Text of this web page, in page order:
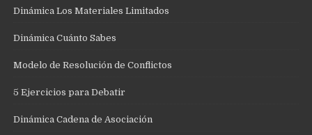
Dinámica Los Materiales Limitados
Dinámica Cuánto Sabes
Modelo de Resolución de Conflictos
5 Ejercicios para Debatir
Dinámica Cadena de Asociación